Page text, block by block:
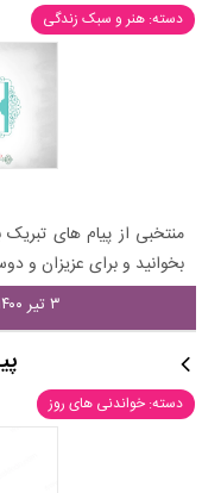
دسته: هنر و سبک زندگی
منتخبی از پیام های
بخوانید و برای عزیزان و
۳ تیر ۱۴۰۰ - ۰۹:۲۶
دسته: خواندنی های روز